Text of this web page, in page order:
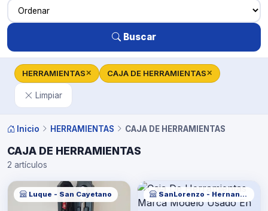
Buscar
HERRAMIENTAS✕ CAJA DE HERRAMIENTAS✕
Limpiar
Inicio HERRAMIENTAS CAJA DE HERRAMIENTAS
CAJA DE HERRAMIENTAS
2 artículos
Luque - San Cayetano SanLorenzo - Hernandarias